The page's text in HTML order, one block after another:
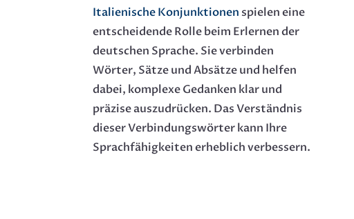
Italienische Konjunktionen spielen eine
entscheidende Rolle beim Erlernen der
deutschen Sprache. Sie verbinden
Wörter, Sätze und Absätze und helfen
dabei, komplexe Gedanken klar und
präzise auszudrücken. Das Verständnis
dieser Verbindungswörter kann Ihre
Sprachfähigkeiten erheblich verbessern.